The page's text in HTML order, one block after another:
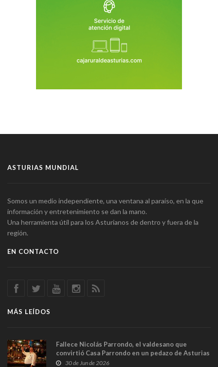
ASTURIAS MUNDIAL
Somos un medio independiente, una ventana al paraíso, en la que
información y entretenimiento se dan la mano.
Una herramienta útil para los Asturianos de dentro y fuera de la
región.
EN CONTACTO
MÁS LEÍDOS
Fallece Nicolás Parrondo, el valdesano que
convirtió Casa Parrondo en un pedazo de Asturias
en Madrid
30 de Jun de 2026